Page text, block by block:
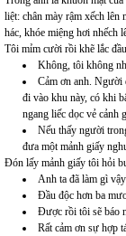
liệt: chân mày rậm xếch lên
hác, khóe miệng hơi nhếch
Tôi mỉm cười rồi khẽ lắc
Không, tôi không
Cảm ơn anh. Người
đi vào khu này, có khi
ngang liếc dọc vẻ cảnh
Nếu thấy người
đưa một mảnh giấy
Đón lấy mảnh giấy tôi hỏi
Anh ta đã làm gì
Đầu độc hơn ba
Được rồi tôi sẽ báo
Rất cảm ơn sự hợp